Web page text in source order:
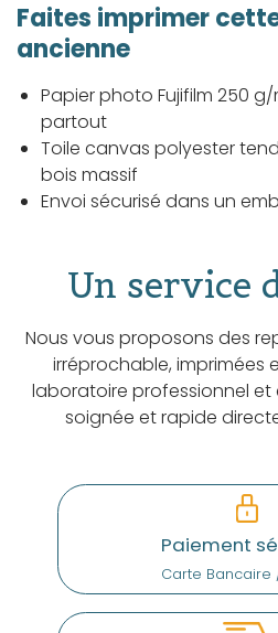
Faites imprimer
ancienne
Papier photo Fujifilm 250
partout
Toile canvas polyester
bois massif
Envoi sécurisé dans un
Un service
Nous vous proposons des
irréprochable, imprimées
laboratoire professionnel et
soignée et rapide
Paiement
Carte Bancaire